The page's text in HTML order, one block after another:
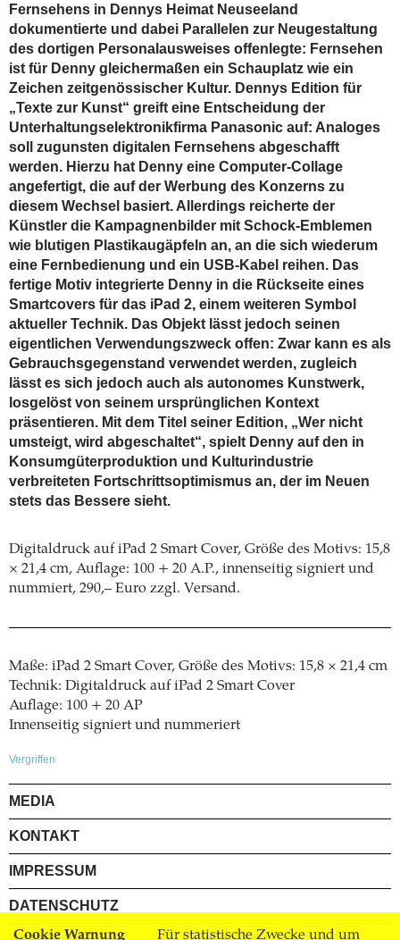
Cookie Warnung Für statistische Zwecke und um
Fernsehens in Dennys Heimat Neuseeland
dokumentierte und dabei Parallelen zur Neugestaltung
des dortigen Personalausweises offenlegte: Fernsehen
ist für Denny gleichermaßen ein Schauplatz wie ein
Zeichen zeitgenössischer Kultur. Dennys Edition für
„Texte zur Kunst“ greift eine Entscheidung der
Unterhaltungselektronikfirma Panasonic auf: Analoges
soll zugunsten digitalen Fernsehens abgeschafft
werden. Hierzu hat Denny eine Computer-Collage
angefertigt, die auf der Werbung des Konzerns zu
diesem Wechsel basiert. Allerdings reicherte der
Künstler die Kampagnenbilder mit Schock-Emblemen
wie blutigen Plastikaugäpfeln an, an die sich wiederum
eine Fernbedienung und ein USB-Kabel reihen. Das
fertige Motiv integrierte Denny in die Rückseite eines
Smartcovers für das iPad 2, einem weiteren Symbol
aktueller Technik. Das Objekt lässt jedoch seinen
eigentlichen Verwendungszweck offen: Zwar kann es als
Gebrauchsgegenstand verwendet werden, zugleich
lässt es sich jedoch auch als autonomes Kunstwerk,
losgelöst von seinem ursprünglichen Kontext
präsentieren. Mit dem Titel seiner Edition, „Wer nicht
umsteigt, wird abgeschaltet“, spielt Denny auf den in
Konsumgüterproduktion und Kulturindustrie
verbreiteten Fortschrittsoptimismus an, der im Neuen
stets das Bessere sieht.
Digitaldruck auf iPad 2 Smart Cover, Größe des Motivs: 15,8
× 21,4 cm, Auflage: 100 + 20 A.P., innenseitig signiert und
nummiert, 290,– Euro zzgl. Versand.
Maße: iPad 2 Smart Cover, Größe des Motivs: 15,8 × 21,4 cm
Technik: Digitaldruck auf iPad 2 Smart Cover
Auflage: 100 + 20 AP
Innenseitig signiert und nummeriert
Vergriffen
MEDIA
KONTAKT
IMPRESSUM
DATENSCHUTZ